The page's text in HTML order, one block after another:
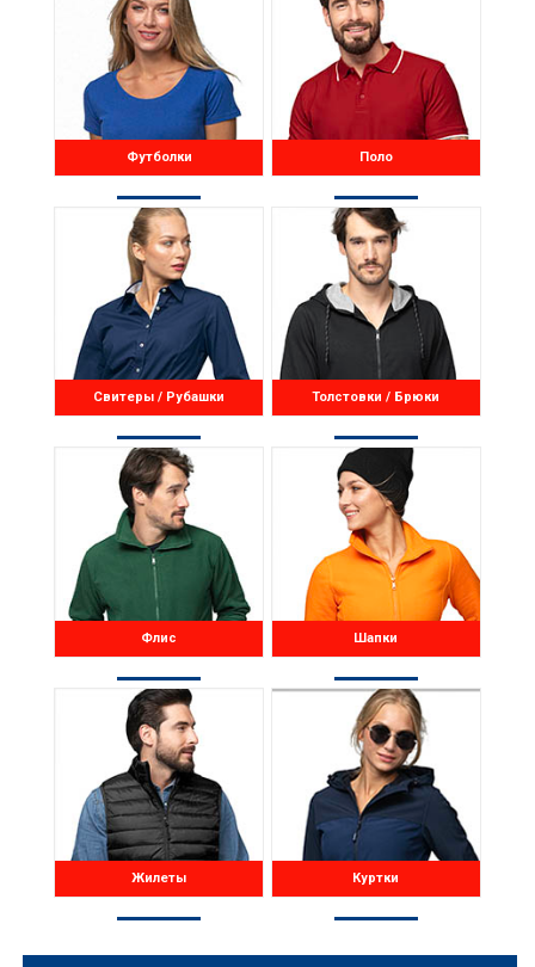
Футболки Поло
Свитеры / Рубашки Толстовки / Брюки
Флис Шапки
Жилеты Куртки